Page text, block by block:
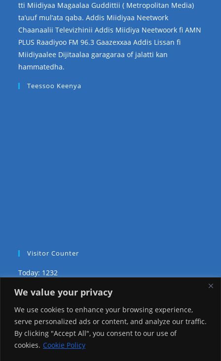
We value your privacy
We use cookies to enhance your browsing experience,
serve personalized ads or content, and analyze our traffic.
By clicking "Accept All", you consent to our use of
cookies. Cookie Policy
tti Miidiyaa Magaalaa Guddittii ( Metropolitan Media)
ta’uuf mul’ata qaba. Addis Miidiyaa Neetwork
Chaanaalii Televizhinii Addis Miidiya Neetwoork fi AMN
PLUS Raadiyoo FM 96.3 Gaazexxaa Addis Lissan fi
Miidiyaalee Dijitaalaa garagaraa of jalatti kan
hammatedha.
Teessoo Keenya
Visitor Counter
Today: 1232
Yesterday: 2257
This Week: 22445
This Month: 71719